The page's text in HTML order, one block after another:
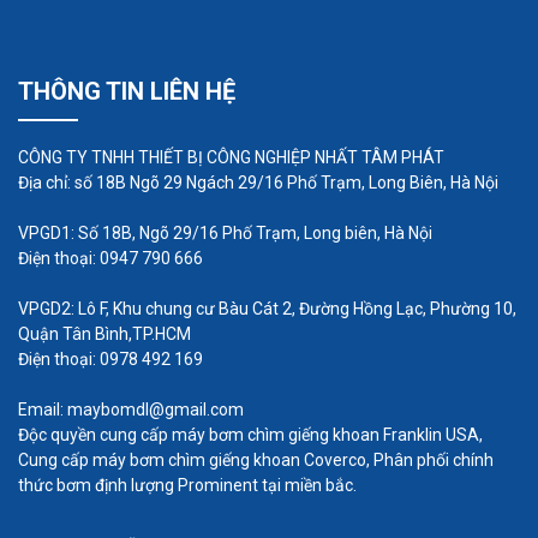
Lưu ý về kích thước của máy bơm chìm
Chúng tôi đã đề cập đến các loại động cơ có kích
bạn đang tự hỏi làm thế nào chúng tôi xác định
trên, động cơ có nhiều công suất, mỗi máy bơm
có công suất khác nhau sẽ tạo ra lưu lượng và cột
cánh quạt bên trong thì càng có lưu lượng lớn và
cột áp cao, Đường kính bơm chìm càng lớn thì lưu
lượng càng cao . Chúng thường nằm trong khoảng
THÔNG TIN LIÊN HỆ
CÔNG TY TNHH THIẾT BỊ CÔNG NGHIỆP NHẤT TÂM PHÁT
Địa chỉ: số 18B Ngõ 29 Ngách 29/16 Phố Trạm, Long Biên, Hà Nội
VPGD1: Số 18B, Ngõ 29/16 Phố Trạm, Long biên, Hà Nội
Điện thoại: 0947 790 666
VPGD2: Lô F, Khu chung cư Bàu Cát 2, Đường Hồng Lạc, Phường 10,
Quận Tân Bình,TP.HCM
Điện thoại: 0978 492 169
Email: maybomdl@gmail.com
Độc quyền cung cấp máy bơm chìm giếng khoan Franklin USA,
Cung cấp máy bơm chìm giếng khoan Coverco, Phân phối chính
thức bơm định lượng Prominent tại miền bắc.